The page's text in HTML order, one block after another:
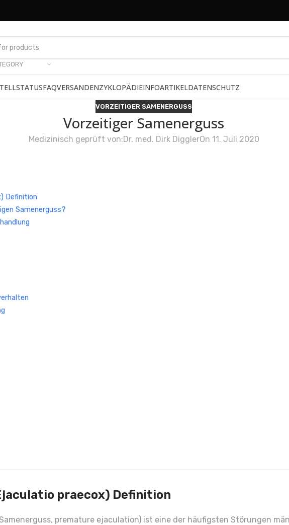
FAQVERSANDENZYKLOPÄDIEINFOARTIKELDATENSCHUTZ
VORZEITIGER SAMENERGUSS
Vorzeitiger Samenerguss
Medizinisch geprüft von:Dr. med. Dirk DigglerOn 11. Juli 2020
Definition
Samenerguss?
praecox) Definition
premature ejaculation) ist eine der häufigsten Störungen